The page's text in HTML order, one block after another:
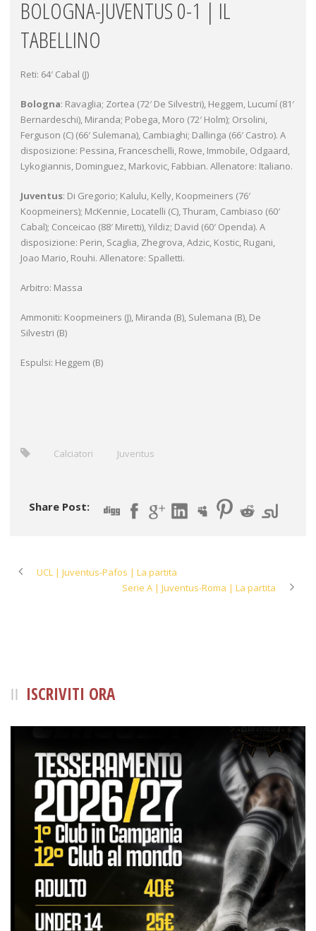
BOLOGNA-JUVENTUS 0-1 | IL
TABELLINO
Reti: 64′ Cabal (J)
Bologna: Ravaglia; Zortea (72′ De Silvestri), Heggem, Lucumí (81′
Bernardeschi), Miranda; Pobega, Moro (72′ Holm); Orsolini,
Ferguson (C) (66′ Sulemana), Cambiaghi; Dallinga (66′ Castro). A
disposizione: Pessina, Franceschelli, Rowe, Immobile, Odgaard,
Lykogiannis, Dominguez, Markovic, Fabbian. Allenatore: Italiano.
Juventus: Di Gregorio; Kalulu, Kelly, Koopmeiners (76′
Koopmeiners); McKennie, Locatelli (C), Thuram, Cambiaso (60′
Cabal); Conceicao (88′ Miretti), Yildiz; David (60′ Openda). A
disposizione: Perin, Scaglia, Zhegrova, Adzic, Kostic, Rugani,
Joao Mario, Rouhi. Allenatore: Spalletti.
Arbitro: Massa
Ammoniti: Koopmeiners (J), Miranda (B), Sulemana (B), De
Silvestri (B)
Espulsi: Heggem (B)
Calciatori Juventus
Share Post:
UCL | Juventus-Pafos | La partita
Serie A | Juventus-Roma | La partita
ISCRIVITI ORA